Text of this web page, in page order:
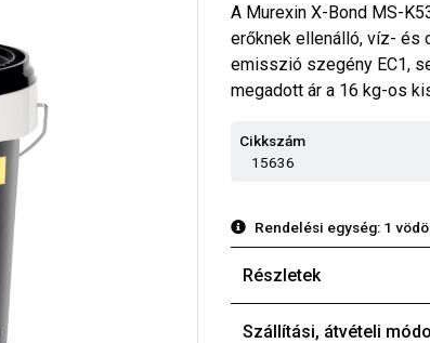
A Murexin X-Bond MS-
erőknek ellenálló, víz- és
emisszió szegény EC1,
megadott ár a 16 kg-os
Cikkszám
15636
Rendelési egység: 1
Részletek
Szállítási, átvételi